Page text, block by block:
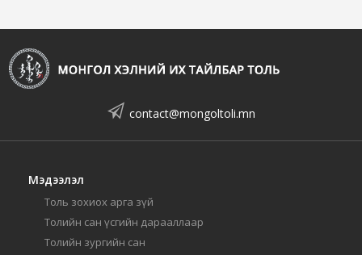
contact@mongoltoli.mn
Мэдээлэл
Толь зохиох арга зүй
Толийн сан үсгийн дарааллаар
Толийн зургийн сан